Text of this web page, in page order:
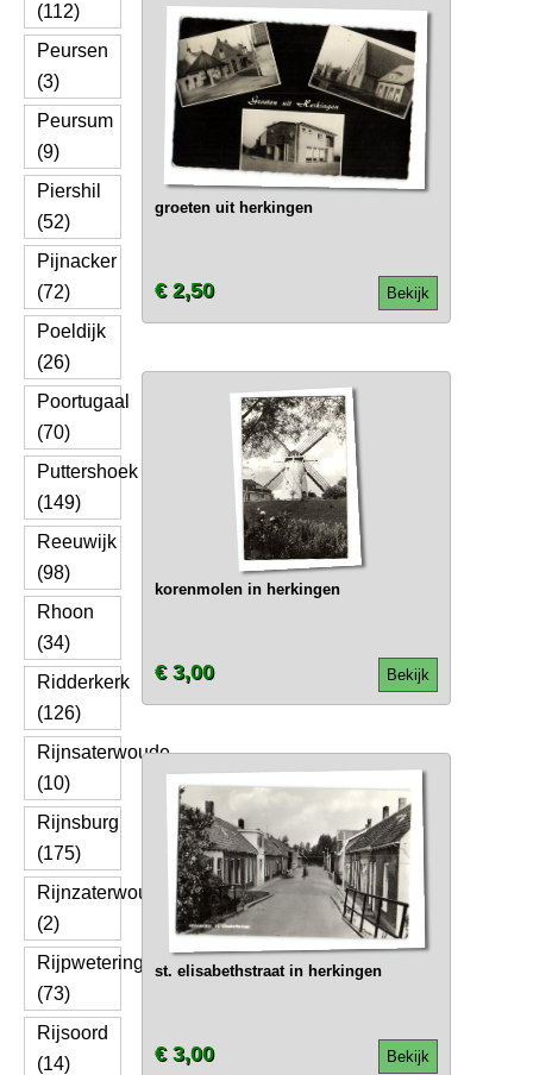
(112)
Peursen
(3)
Peursum
(9)
Piershil
(52)
Pijnacker
(72)
Poeldijk
(26)
Poortugaal
(70)
Puttershoek
(149)
Reeuwijk
(98)
Rhoon
(34)
Ridderkerk
(126)
Rijnsaterwoude
(10)
Rijnsburg
(175)
Rijnzaterwoude
(2)
Rijpwetering
(73)
Rijsoord
(14)
groeten uit herkingen
Bekijk
€ 2,50
korenmolen in herkingen
Bekijk
€ 3,00
st. elisabethstraat in herkingen
Bekijk
€ 3,00